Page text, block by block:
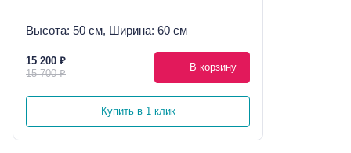
Высота: 50 см, Ширина: 60 см
15 200 ₽
15 700 ₽
В корзину
Купить в 1 клик